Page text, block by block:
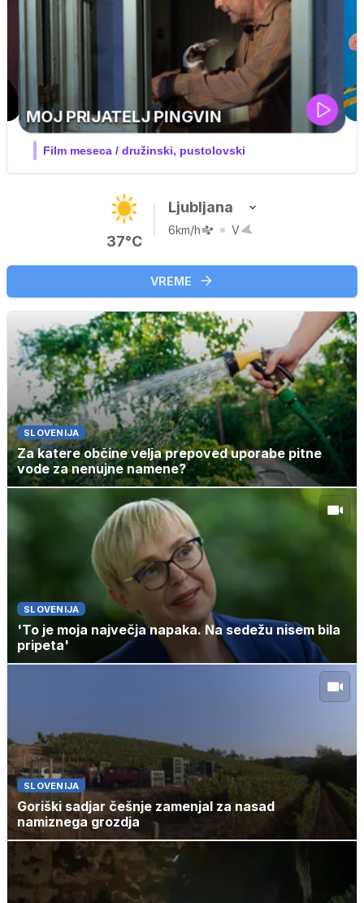
37°C
Ljubljana
6km/h V
VREME
SLOVENIJA
Za katere občine velja prepoved uporabe pitne
vode za nenujne namene?
SLOVENIJA
'To je moja največja napaka. Na sedežu nisem bila
pripeta'
SLOVENIJA
Goriški sadjar češnje zamenjal za nasad
namiznega grozdja